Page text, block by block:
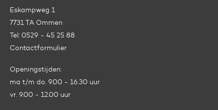
Eskampweg 1
7731 TA Ommen
Tel: 0529 - 45 25 88
Contactformulier
Openingstijden:
ma t/m do. 9.00 - 16.30 uur
vr. 9.00 - 12.00 uur